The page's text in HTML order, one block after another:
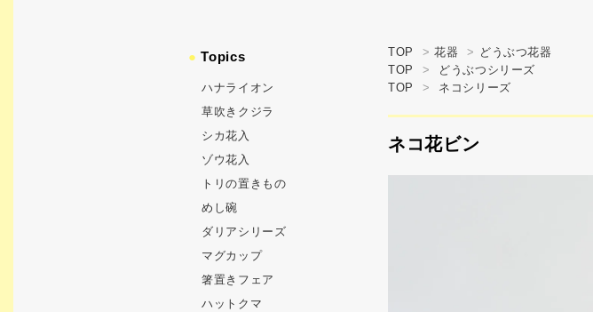
TOP > 花器 > どうぶつ花器
TOP
>
どうぶつシリーズ
TOP
> ネコシリーズ
ネコ花ビン
●Topics
ハナライオン
草吹きクジラ
シカ花入
ゾウ花入
トリの置きもの
めし碗
ダリアシリーズ
マグカップ
箸置きフェア
ハットクマ